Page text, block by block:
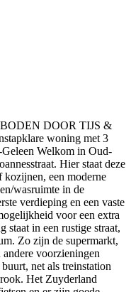
DOOR TIJS &
woning met 3
Welkom in Oud-
Hier staat deze
kozijnen, een moderne
wasruimte in de
verdieping en een vaste
voor een extra
staat in een rustige straat,
Zo zijn de supermarkt,
voorzieningen
net als treinstation
Het Zuyderland